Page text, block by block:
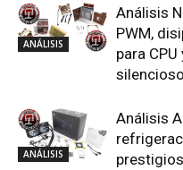
ANÁLISIS
Análisis
PWM,
para
silencioso
ANÁLISIS
Análisis